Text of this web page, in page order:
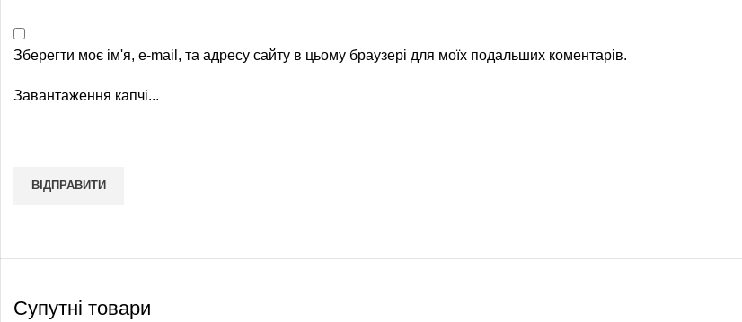
Зберегти моє ім'я, e-mail, та адресу сайту в цьому браузері для моїх подальших коментарів.
Завантаження капчі...
Супутні товари